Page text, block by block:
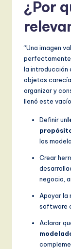
¿Por
“Una imagen
perfectamente
la introducción
objetos
organizar y
llenó este
Definir un
los
Crear
negocio,
Apoyar la
software
Aclarar